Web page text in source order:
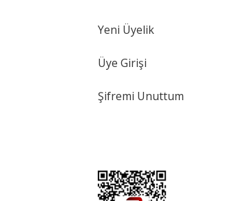
Yeni Üyelik
Üye Girişi
Şifremi Unuttum